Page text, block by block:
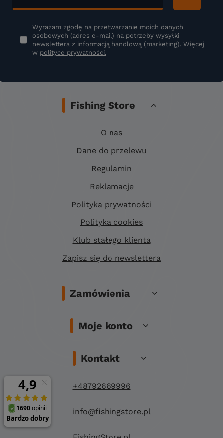
Wyrażam zgodę na przetwarzanie moich danych
osobowych (adres e-mail) na potrzeby wysyłki
newslettera z informacją handlową (marketing). Więcej
w polityce prywatności.
Fishing Store
O nas
Dane do przelewu
Regulamin
Reklamacje
Polityka prywatności
Polityka cookies
Klub stałego klienta
Zapisz się do newslettera
Zamówienia
Moje konto
Kontakt
+48792669996
info@fishingstore.pl